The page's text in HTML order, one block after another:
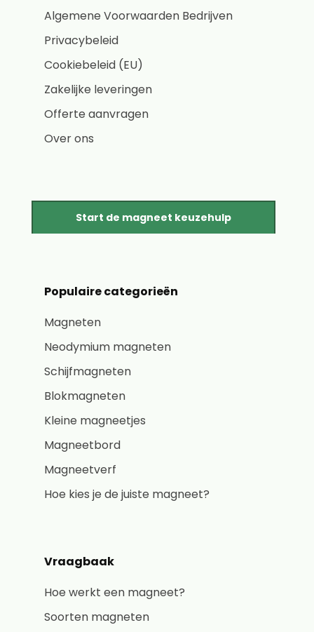
Algemene Voorwaarden Bedrijven
Privacybeleid
Cookiebeleid (EU)
Zakelijke leveringen
Offerte aanvragen
Over ons
Start de magneet keuzehulp
Populaire categorieën
Magneten
Neodymium magneten
Schijfmagneten
Blokmagneten
Kleine magneetjes
Magneetbord
Magneetverf
Hoe kies je de juiste magneet?
Vraagbaak
Hoe werkt een magneet?
Soorten magneten